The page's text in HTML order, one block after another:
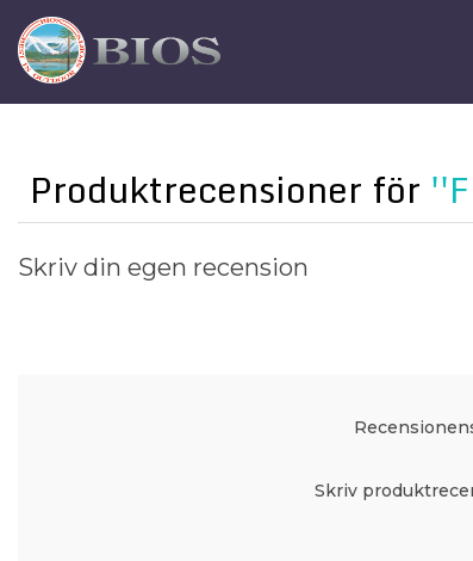
Produktrecensioner för
Skriv din egen recension
Skriv